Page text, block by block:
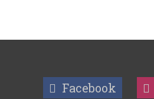
Facebook